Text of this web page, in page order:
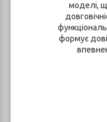
моделі,
формує